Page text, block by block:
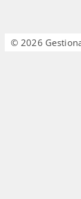
© 2026